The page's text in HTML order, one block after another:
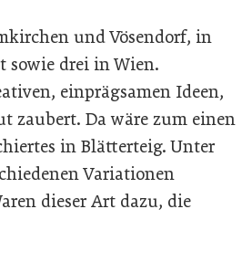
und Vösendorf, in
sowie drei in Wien.
einprägsamen Ideen,
zaubert. Da wäre zum einen
in Blätterteig. Unter
Variationen
dieser Art dazu, die